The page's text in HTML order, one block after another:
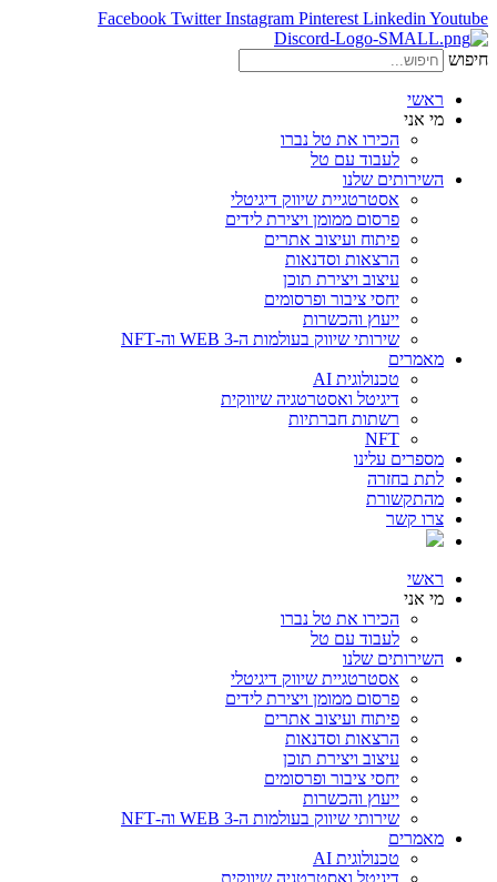
Facebook Twitter Instagram Pinterest Linkedin Youtube
חיפוש
ראשי
מי אני
הכירו את טל נברו
לעבוד עם טל
השירותים שלנו
אסטרטגיית שיווק דיגיטלי
פרסום ממומן ויצירת לידים
פיתוח ועיצוב אתרים
הרצאות וסדנאות
עיצוב ויצירת תוכן
יחסי ציבור ופרסומים
ייעוץ והכשרות
שירותי שיווק בעולמות ה-WEB 3 וה-NFT
מאמרים
טכנולוגית AI
דיגיטל ואסטרטגיה שיווקית
רשתות חברתיות
NFT
מספרים עלינו
לתת בחזרה
מהתקשורת
צרו קשר
ראשי
מי אני
הכירו את טל נברו
לעבוד עם טל
השירותים שלנו
אסטרטגיית שיווק דיגיטלי
פרסום ממומן ויצירת לידים
פיתוח ועיצוב אתרים
הרצאות וסדנאות
עיצוב ויצירת תוכן
יחסי ציבור ופרסומים
ייעוץ והכשרות
שירותי שיווק בעולמות ה-WEB 3 וה-NFT
מאמרים
טכנולוגית AI
דיגיטל ואסטרטגיה שיווקית